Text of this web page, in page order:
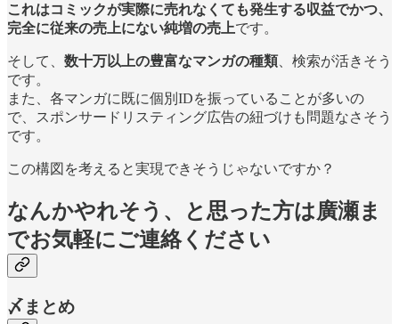
これはコミックが実際に売れなくても発生する収益でかつ、
完全に従来の売上にない純増の売上です。
そして、 数十万以上の豊富なマンガの種類、検索が活きそう
です。
また、各マンガに既に個別IDを振っていることが多いの
で、スポンサードリスティング広告の紐づけも問題なさそう
です。
この構図を考えると実現できそうじゃないですか？
なんかやれそう、と思った方は廣瀬ま
でお気軽にご連絡ください
〆まとめ